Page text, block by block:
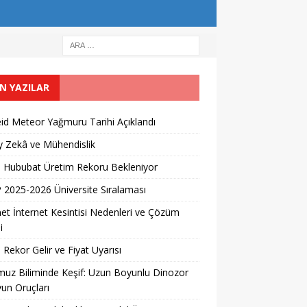
YAZILAR
Meteor Yağmuru Tarihi Açıklandı
Zekâ ve Mühendislik
Hububat Üretim Rekoru Bekleniyor
2025-2026 Üniversite Sıralaması
İnternet Kesintisi Nedenleri ve Çözüm
Gelir ve Fiyat Uyarısı
Biliminde Keşif: Uzun Boyunlu Dinozor
Oruçları